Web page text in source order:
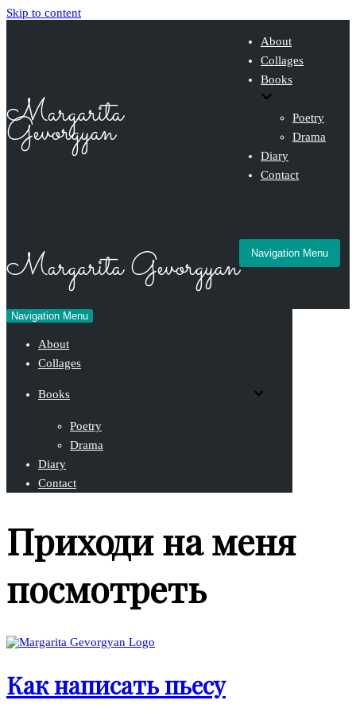
Skip to content
Margarita
Gevorgyan
About
Collages
Books
Poetry
Drama
Diary
Contact
Margarita Gevorgyan Navigation Menu
Navigation Menu
About
Collages
Books
Poetry
Drama
Diary
Contact
Приходи на меня
посмотреть
Как написать пьесу